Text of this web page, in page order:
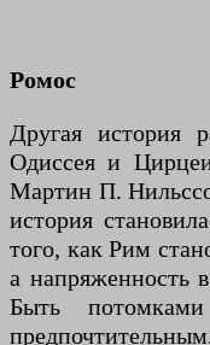
Ромос
Другая история
Одиссея и
Мартин П.
история
того, как Рим
а напряженность
Быть